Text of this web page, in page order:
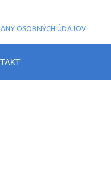
OSOBNÝCH ÚDAJOV